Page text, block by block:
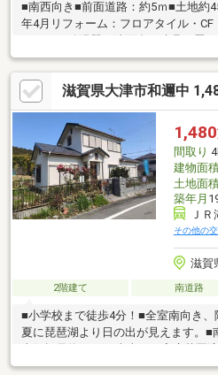
■南西向き■前面道路：約5ｍ■土地約
年4月リフォーム：フロアタイル・CF
ン・SB・間接照明・収納新調、2階
ので鍵もございますのでいつでもご
りご内覧下さい。０１２０－０２１
合わせ下さい。■経験年数10年以上
物取引士・古民家鑑定士1級等も取
さい。
滋賀県大津市和邇中
1,480
間取り
建物面
土地面
築年月
Ｊ
その他の
滋賀
2階建て 南道路
■小学校まで徒歩4分！■全室南向き
夏に琵琶湖より日の出が見えます。■
レージに変更可能家からすぐ近くの